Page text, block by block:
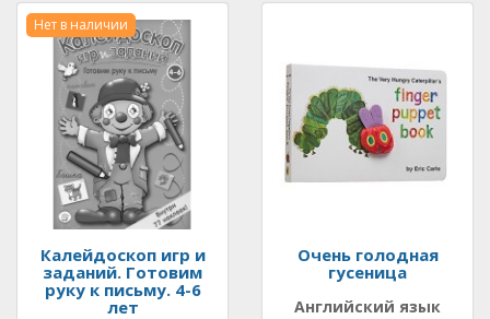
Нет в наличии
Калейдоскоп игр и
заданий. Готовим
руку к письму. 4-6
лет
Очень голодная
гусеница
Английский язык